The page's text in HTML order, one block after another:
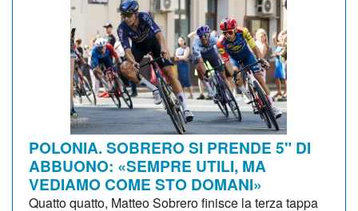
POLONIA. SOBRERO SI PRENDE 5" DI
ABBUONO: «SEMPRE UTILI, MA
VEDIAMO COME STO DOMANI»
Quatto quatto, Matteo Sobrero finisce la terza tappa